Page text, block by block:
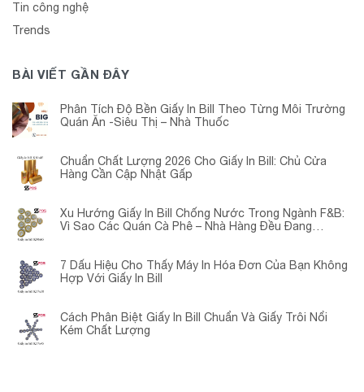
Tin công nghệ
Trends
BÀI VIẾT GẦN ĐÂY
Phân Tích Độ Bền Giấy In Bill Theo Từng Môi Trường
Quán Ăn -Siêu Thị – Nhà Thuốc
Chuẩn Chất Lượng 2026 Cho Giấy In Bill: Chủ Cửa
Hàng Cần Cập Nhật Gấp
Xu Hướng Giấy In Bill Chống Nước Trong Ngành F&B:
Vì Sao Các Quán Cà Phê – Nhà Hàng Đều Đang
7 Dấu Hiệu Cho Thấy Máy In Hóa Đơn Của Bạn Không
Hợp Với Giấy In Bill
Cách Phân Biệt Giấy In Bill Chuẩn Và Giấy Trôi Nổi
Kém Chất Lượng